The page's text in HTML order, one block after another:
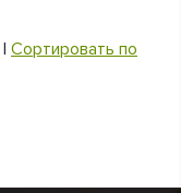
| Сортировать по